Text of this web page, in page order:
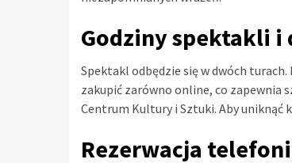
Godziny spektakli
Spektakl odbędzie się w dwóch
zakupić zarówno online, co zapewnia
Centrum Kultury i Sztuki. Aby uniknąć
Rezerwacja